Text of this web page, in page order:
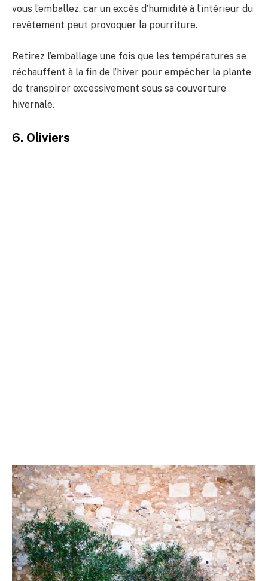
vous l’emballez, car un excès d’humidité à l’intérieur du
revêtement peut provoquer la pourriture.
Retirez l’emballage une fois que les températures se
réchauffent à la fin de l’hiver pour empêcher la plante
de transpirer excessivement sous sa couverture
hivernale.
6. Oliviers